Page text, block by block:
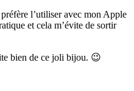
l’utiliser avec mon Apple
et cela m’évite de sortir
bien de ce joli bijou. 😉